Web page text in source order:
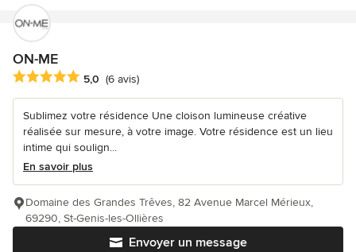
ON-ME
Note moyenne : 5 étoiles sur 5
5,0 (6 avis)
Sublimez votre résidence Une cloison lumineuse créative
réalisée sur mesure, à votre image. Votre résidence est un lieu
intime qui soulign...
En savoir plus
Envoyer un message
Domaine des Grandes Trêves, 82 Avenue Marcel Mérieux,
69290, St-Genis-les-Ollières